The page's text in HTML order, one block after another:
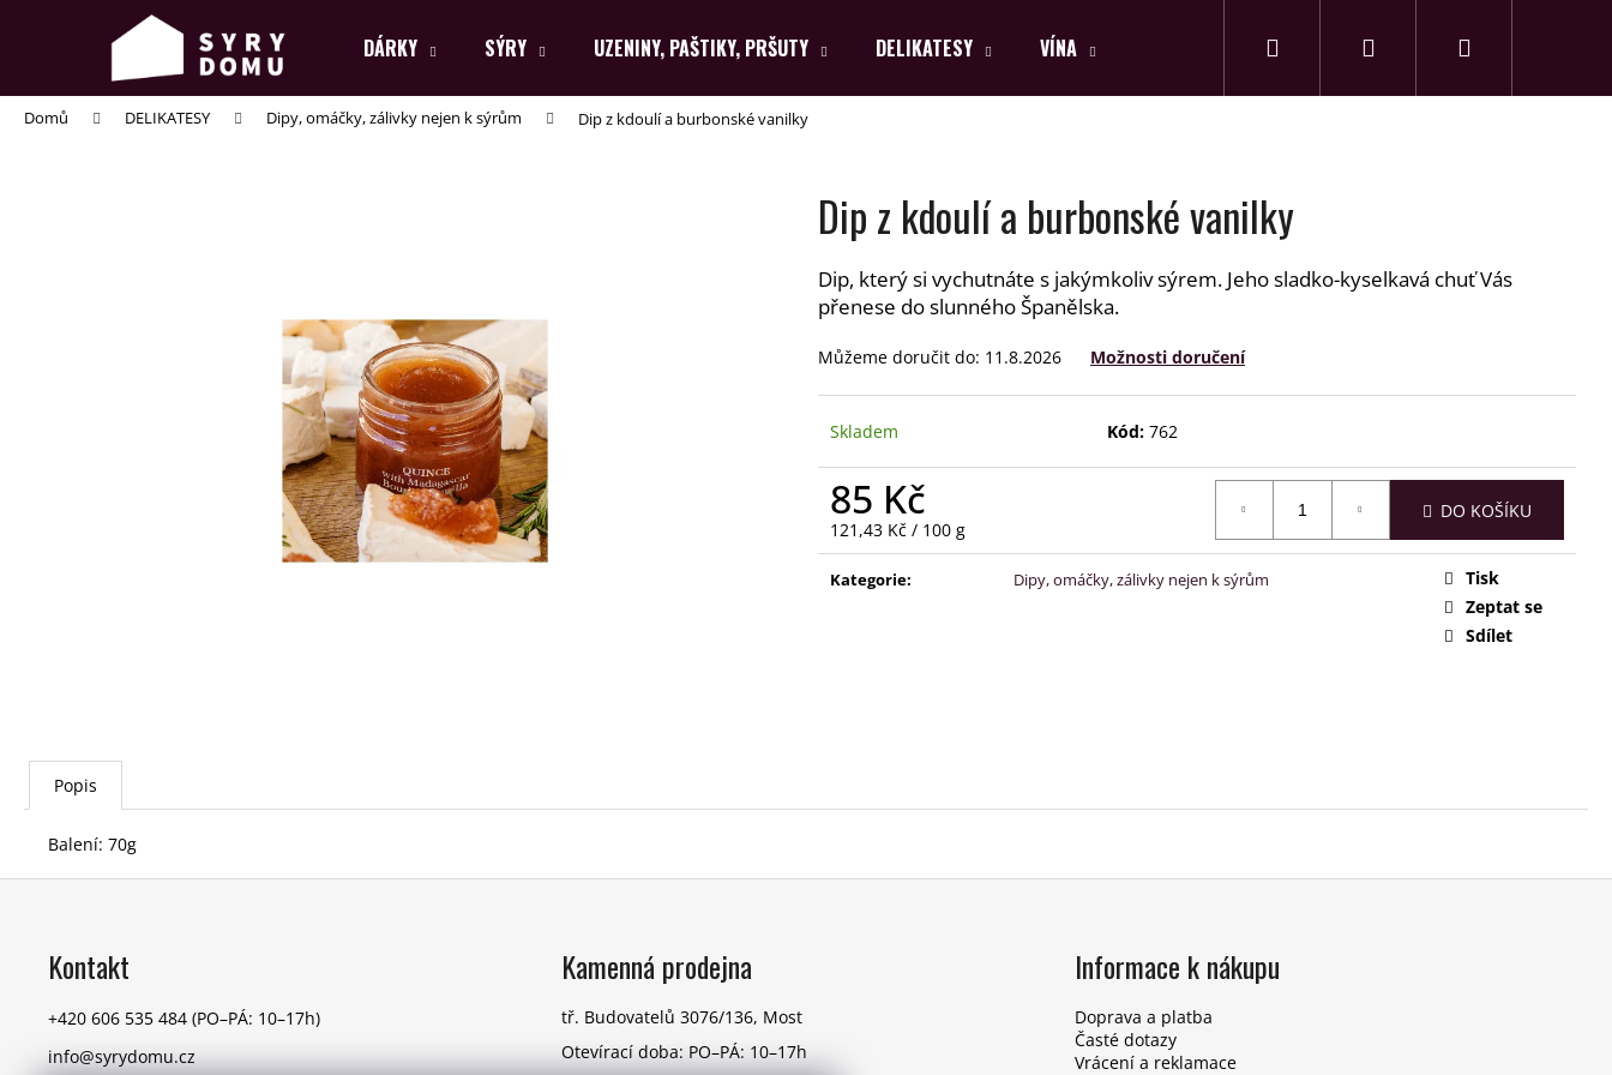
DÁRKY SÝRY UZENINY, PAŠTIKY, PRŠUTY DELIKATESY VÍNA
Přihlášení
Domů DELIKATESY Dipy, omáčky, zálivky nejen k sýrům Dip z kdoulí a burbonské vanilky
Dip z kdoulí a burbonské vanilky
Dip, který si vychutnáte s jakýmkoliv sýrem. Jeho sladko-kyselkavá chuť Vás
přenese do slunného Španělska.
Můžeme doručit do: 11.8.2026 Možnosti doručení
Skladem Kód: 762
85 Kč
Měrná
cena:
121,43 Kč / 100 g
DO KOŠÍKU
Kategorie: Dipy, omáčky, zálivky nejen k sýrům
Tisk
Zeptat se
Sdílet
Popis
Balení: 70g
í
do
obchodu
do
obchodu
Co potřebujete najít?
HLEDAT
Z
Kontakt
+420 606 535 484 (PO–PÁ: 10–17h)
info@syrydomu.cz
Kamenná prodejna
tř. Budovatelů 3076/136, Most
Otevírací doba: PO–PÁ: 10–17h
Informace k nákupu
Doprava a platba
Časté dotazy
Vrácení a reklamace